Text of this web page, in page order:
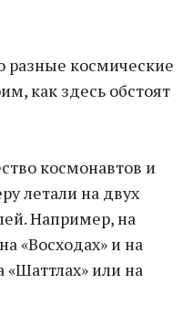
разные космические
как здесь обстоят
космонавтов и
летали на двух
Например, на
«Восходах» и на
«Шаттлах» или на